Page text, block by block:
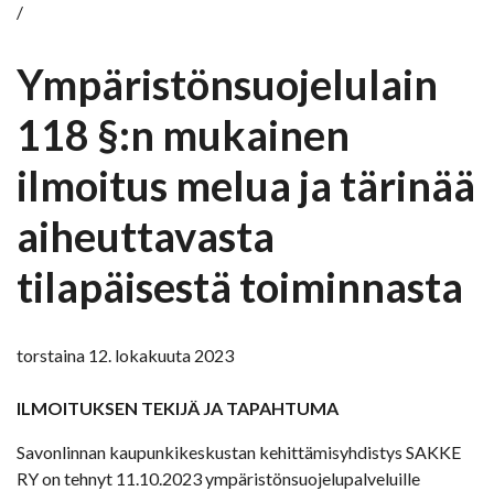
/
Ympäristönsuojelulain
118 §:n mukainen
ilmoitus melua ja tärinää
aiheuttavasta
tilapäisestä toiminnasta
torstaina 12. lokakuuta 2023
ILMOITUKSEN TEKIJÄ JA TAPAHTUMA
Savonlinnan kaupunkikeskustan kehittämisyhdistys SAKKE
RY on tehnyt 11.10.2023 ympäristönsuojelupalveluille